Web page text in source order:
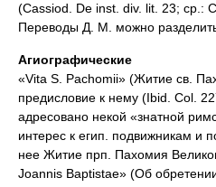
(Cassiod. De inst. div. lit. 23; cp.:
Переводы Д. М. можно
Агиографические
«Vita S. Pachomii» (Житие св.
предисловие к нему (Ibid. Col.
адресовано некой «знатной
интерес к егип. подвижникам и
нее Житие прп. Пахомия
Joannis Baptistae» (Об